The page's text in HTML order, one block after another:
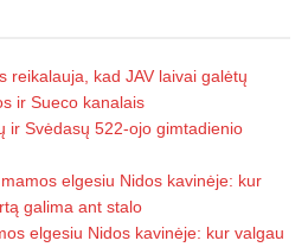
reikalauja, kad JAV laivai galėtų
ir Sueco kanalais
ir Svėdasų 522-ojo gimtadienio
elgesiu Nidos kavinėje: kur
galima ant stalo
elgesiu Nidos kavinėje: kur valgau